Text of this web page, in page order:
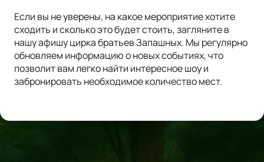
Если вы не уверены, на какое мероприятие хотите
сходить и сколько это будет стоить, загляните в
нашу афишу цирка братьев Запашных. Мы регулярно
обновляем информацию о новых событиях, что
позволит вам легко найти интересное шоу и
забронировать необходимое количество мест.